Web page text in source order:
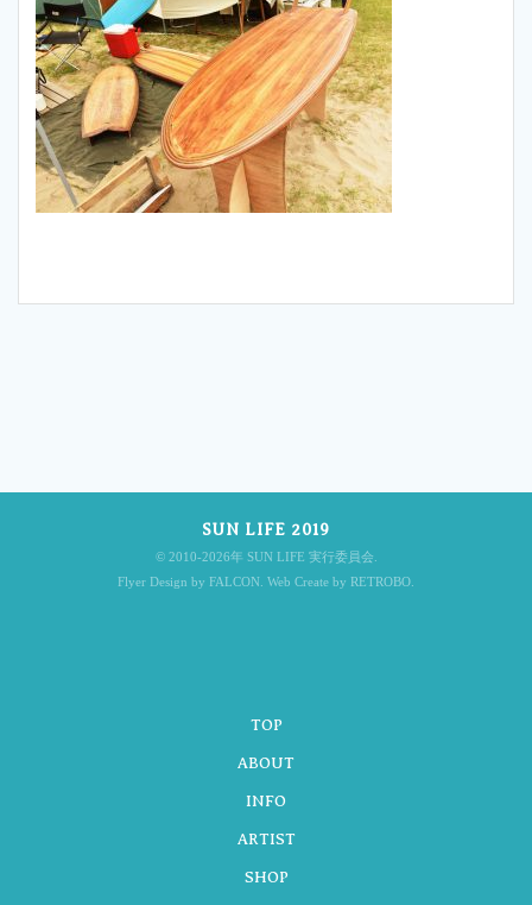
SUN LIFE 2019
© 2010-2026年 SUN LIFE 実行委員会.
Flyer Design by FALCON. Web Create by RETROBO.
TOP
ABOUT
INFO
ARTIST
SHOP